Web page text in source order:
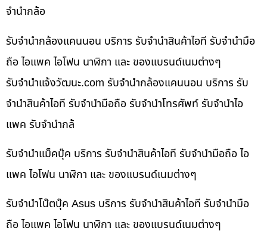
จำนำกล้อ
รับจำนำกล้องแคนนอน บริการ รับจำนำสินค้าไอที รับจำนำมือ
ถือ ไอแพค ไอโฟน นาฬิกา และ ของแบรนด์เนมต่างๆ
รับจํานําแจ้งวัฒนะ.com รับจำนำกล้องแคนนอน บริการ รับ
จำนำสินค้าไอที รับจำนำมือถือ รับจำนำโทรศัพท์ รับจำนำไอ
แพค รับจำนำกล้
รับจำนำแม็คบุ๊ค บริการ รับจำนำสินค้าไอที รับจำนำมือถือ ไอ
แพค ไอโฟน นาฬิกา และ ของแบรนด์เนมต่างๆ
รับจำนำโน๊ตบุ๊ค Asus บริการ รับจำนำสินค้าไอที รับจำนำมือ
ถือ ไอแพค ไอโฟน นาฬิกา และ ของแบรนด์เนมต่างๆ